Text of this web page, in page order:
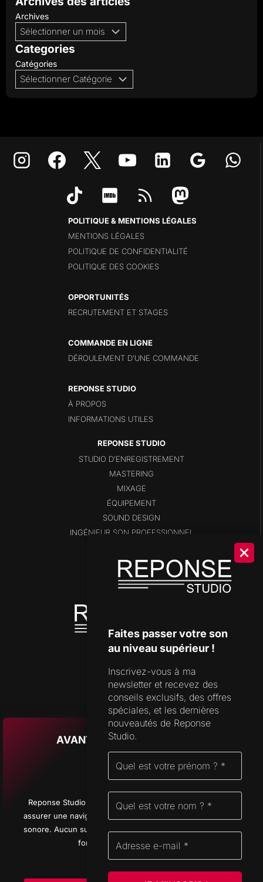
Archives
Categories
Catégories
POLITIQUE & MENTIONS LÉGALES
MENTIONS LÉGALES
POLITIQUE DE CONFIDENTIALITÉ
POLITIQUE DES COOKIES
OPPORTUNITÉS
RECRUTEMENT ET STAGES
COMMANDE EN LIGNE
DÉROULEMENT D’UNE COMMANDE
REPONSE STUDIO
À PROPOS
INFORMATIONS UTILES
STUDIO D’ENREGISTREMENT
MASTERING
MIXAGE
ÉQUIPEMENT
SOUND DESIGN
INGÉNIEUR SON PROFESSIONNEL
SHOP
DISPONIBILITÉS
OUTILS DE STUDIO
SUPPORT
FORMULAIRE DE CONTACT
FAQ
CHAMPS-MONTANTS 14A 2074 MARIN
SUISSE
© 2026 Reponse Studio d'enregistrement All rights reserved - Logos Promenade
AVANT D’APPUYER SUR PLAY
Reponse Studio utilise quelques cookies essentiels pour
assurer une navigation fluide et optimiser votre expérience
sonore. Aucun suivi inutile, juste ce qu’il faut pour que tout
fonctionne sans fausse note.
Politique des Cookies
Faites passer votre son
au niveau supérieur !
Inscrivez-vous à ma
newsletter et recevez des
conseils exclusifs, des offres
spéciales, et les dernières
nouveautés de Reponse
Studio.